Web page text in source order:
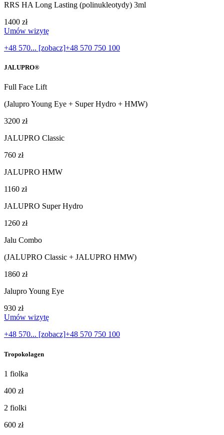
RRS HA Long Lasting (polinukleotydy) 3ml
1400 zł
Umów wizytę
+48 570... [zobacz]+48 570 750 100
JALUPRO®
Full Face Lift
(Jalupro Young Eye + Super Hydro + HMW)
3200 zł
JALUPRO Classic
760 zł
JALUPRO HMW
1160 zł
JALUPRO Super Hydro
1260 zł
Jalu Combo
(JALUPRO Classic + JALUPRO HMW)
1860 zł
Jalupro Young Eye
930 zł
Umów wizytę
+48 570... [zobacz]+48 570 750 100
Tropokolagen
1 fiolka
400 zł
2 fiolki
600 zł